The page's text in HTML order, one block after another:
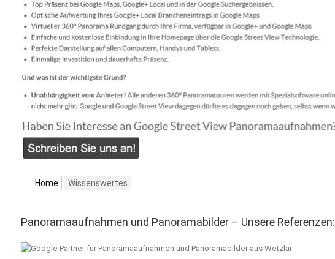
Home Wissenswertes
Panoramaaufnahmen und Panoramabilder – Unsere Referenzen: